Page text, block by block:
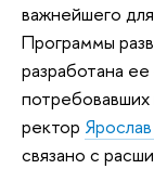
важнейшего
Программы
разработана
потребовавших
ректор
связано с